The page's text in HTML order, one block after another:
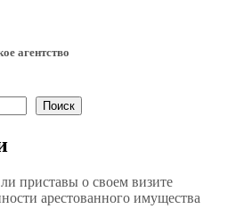
агентство
Поиск
приставы о своем визите
арестованного имущества